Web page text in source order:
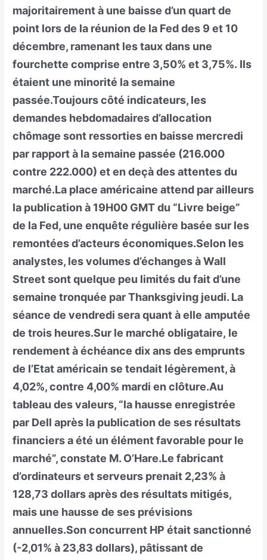
majoritairement à une baisse d’un quart de
point lors de la réunion de la Fed des 9 et 10
décembre, ramenant les taux dans une
fourchette comprise entre 3,50% et 3,75%. Ils
étaient une minorité la semaine
passée.Toujours côté indicateurs, les
demandes hebdomadaires d’allocation
chômage sont ressorties en baisse mercredi
par rapport à la semaine passée (216.000
contre 222.000) et en deçà des attentes du
marché.La place américaine attend par ailleurs
la publication à 19H00 GMT du “Livre beige”
de la Fed, une enquête régulière basée sur les
remontées d’acteurs économiques.Selon les
analystes, les volumes d’échanges à Wall
Street sont quelque peu limités du fait d’une
semaine tronquée par Thanksgiving jeudi. La
séance de vendredi sera quant à elle amputée
de trois heures.Sur le marché obligataire, le
rendement à échéance dix ans des emprunts
de l’Etat américain se tendait légèrement, à
4,02%, contre 4,00% mardi en clôture.Au
tableau des valeurs, “la hausse enregistrée
par Dell après la publication de ses résultats
financiers a été un élément favorable pour le
marché”, constate M. O’Hare.Le fabricant
d’ordinateurs et serveurs prenait 2,23% à
128,73 dollars après des résultats mitigés,
mais une hausse de ses prévisions
annuelles.Son concurrent HP était sanctionné
(-2,01% à 23,83 dollars), pâtissant de